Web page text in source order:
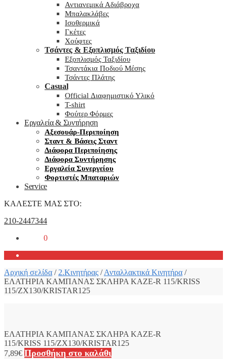
Αντιανεμικά Αδιάβροχα
Μπαλακλάβες
Ισοθερμικά
Γκέτες
Χούφτες
Τσάντες & Εξοπλισμός Ταξιδίου
Εξοπλισμός Ταξιδίου
Τσαντάκια Ποδιού Μέσης
Τσάντες Πλάτης
Casual
Official Διαφημιστικό Υλικό
T-shirt
Φούτερ Φόρμες
Εργαλεία & Συντήρηση
Αξεσουάρ-Περιποίηση
Σταντ & Βάσεις Σταντ
Διάφορα Περιποίησης
Διάφορα Συντήρησης
Εργαλεία Συνεργείου
Φορτιστές Μπαταριών
Service
ΚΑΛΕΣΤΕ ΜΑΣ ΣΤΟ:
210-2447344
0
Αρχική σελίδα / 2.Κινητήρας /Ανταλλακτικά Κινητήρα /
ΕΛΑΤΗΡΙΑ ΚΑΜΠΑΝΑΣ ΣΚΛΗΡΑ KAZE-R 115/KRISS
115/ZX130/KRISTAR125
ΕΛΑΤΗΡΙΑ ΚΑΜΠΑΝΑΣ ΣΚΛΗΡΑ KAZE-R
115/KRISS 115/ZX130/KRISTAR125
7,89€ Προσθήκη στο καλάθι